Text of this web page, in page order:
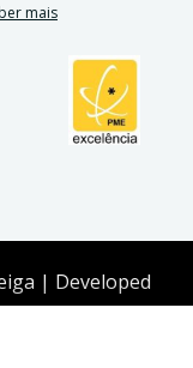
mais
| Developed